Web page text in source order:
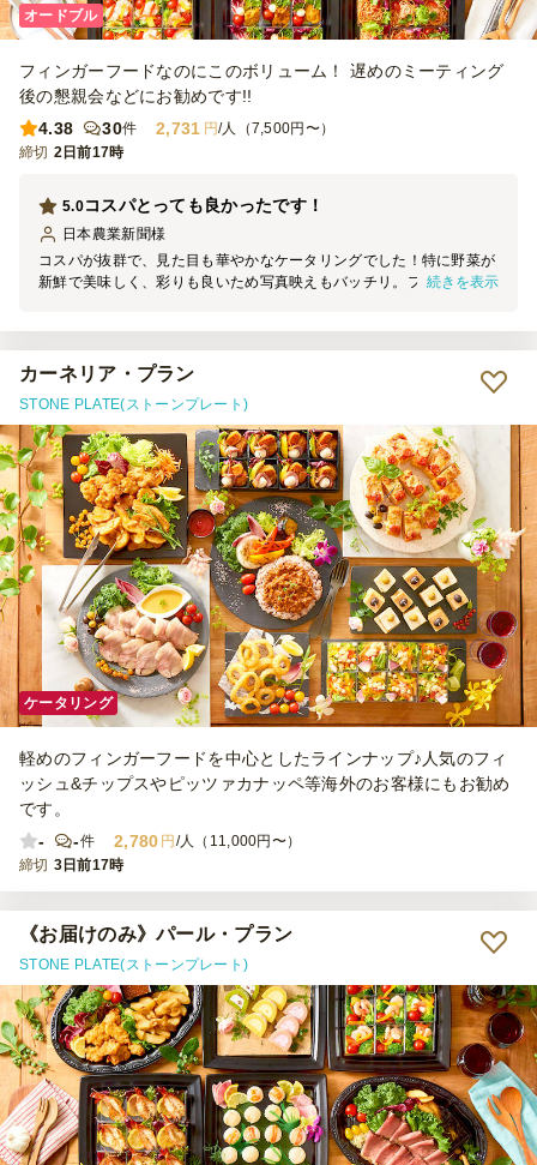
オードブル
フィンガーフードなのにこのボリューム！ 遅めのミーティング
後の懇親会などにお勧めです!!
4.38
30件 2,731 円/人（7,500円〜）
締切 2日前17時
コスパとっても良かったです！
5.0
日本農業新聞様
コスパが抜群で、見た目も華やかなケータリングでした！特に野菜が
新鮮で美味しく、彩りも良いため写真映えもバッチリ。フィンガーフ
に準備ができました。 美味しくて、手軽で、写真映えもするので、
また利用したいと思います！
続きを表示
カーネリア・プラン
STONE PLATE(ストーンプレート)
ケータリング
軽めのフィンガーフードを中心としたラインナップ♪人気のフィ
ッシュ&チップスやピッツァカナッペ等海外のお客様にもお勧め
です。
-
-件 2,780 円 /人（11,000円〜）
締切 3日前17時
《お届けのみ》パール・プラン
STONE PLATE(ストーンプレート)